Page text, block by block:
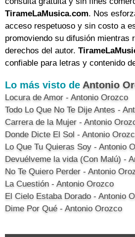
TirameLaMusica.com. Nos
acceso respetuoso y sin costo a
promoviendo su difusión mientras
derechos del autor.
confiable para letras y contenido
Lo más visto de Antonio
Locura de Amor - Antonio Orozco
Todo Lo Que No Te Dije Antes -
Carrera de la Mujer - Antonio
Donde Dicte El Sol - Antonio
Lo Que Tu Quieras Soy - Antonio
Devuélveme la vida (Con Malú) -
No Te Quiero Perder - Antonio
La Cuestión - Antonio Orozco
El Cielo Estaba Dorado - Antonio
Dime Por Qué - Antonio Orozco